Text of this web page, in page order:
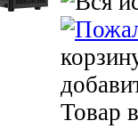
Товар